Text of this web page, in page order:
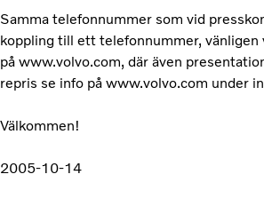
Samma telefonnummer som vid
koppling till ett telefonnummer,
på www.volvo.com, där även
repris se info på www.volvo.com under
Välkommen!
2005-10-14